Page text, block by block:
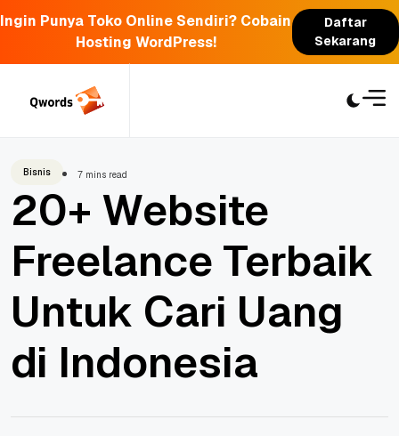
Ingin Punya Toko Online Sendiri? Cobain
Hosting WordPress!
Daftar
Sekarang
Bisnis 7 mins read
20+ Website
Freelance Terbaik
Untuk Cari Uang
di Indonesia